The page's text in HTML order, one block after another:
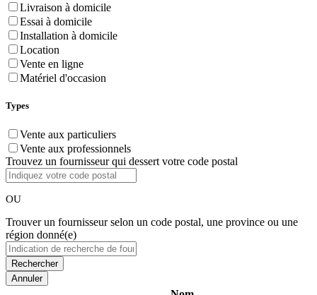
Livraison à domicile
Essai à domicile
Installation à domicile
Location
Vente en ligne
Matériel d'occasion
Types
Vente aux particuliers
Vente aux professionnels
Trouvez un fournisseur qui dessert votre code postal
OU
Trouver un fournisseur selon un code postal, une province ou une
région donné(e)
Annuler